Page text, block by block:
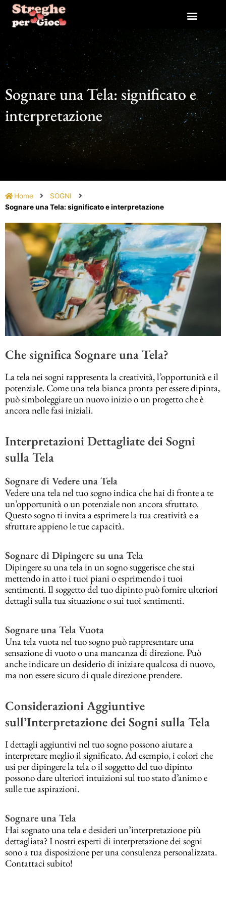
contenuto
Sognare una Tela: significato e
interpretazione
Home
SOGNI
Sognare una Tela: significato e interpretazione
Che significa Sognare una Tela?
La tela nei sogni rappresenta la creatività, l’opportunità e il
potenziale. Come una tela bianca pronta per essere dipinta,
può simboleggiare un nuovo inizio o un progetto che è
ancora nelle fasi iniziali.
Interpretazioni Dettagliate dei Sogni
sulla Tela
Sognare di Vedere una Tela
Vedere una tela nel tuo sogno indica che hai di fronte a te
un’opportunità o un potenziale non ancora sfruttato.
Questo sogno ti invita a esprimere la tua creatività e a
sfruttare appieno le tue capacità.
Sognare di Dipingere su una Tela
Dipingere su una tela in un sogno suggerisce che stai
mettendo in atto i tuoi piani o esprimendo i tuoi
sentimenti. Il soggetto del tuo dipinto può fornire ulteriori
dettagli sulla tua situazione o sui tuoi sentimenti.
Sognare una Tela Vuota
Una tela vuota nel tuo sogno può rappresentare una
sensazione di vuoto o una mancanza di direzione. Può
anche indicare un desiderio di iniziare qualcosa di nuovo,
ma non essere sicuro di quale direzione prendere.
Considerazioni Aggiuntive
sull’Interpretazione dei Sogni sulla Tela
I dettagli aggiuntivi nel tuo sogno possono aiutare a
interpretare meglio il significato. Ad esempio, i colori che
usi per dipingere la tela o il soggetto del tuo dipinto
possono dare ulteriori intuizioni sul tuo stato d’animo e
sulle tue aspirazioni.
Sognare una Tela
Hai sognato una tela e desideri un’interpretazione più
dettagliata? I nostri esperti di interpretazione dei sogni
sono a tua disposizione per una consulenza personalizzata.
Contattaci subito!